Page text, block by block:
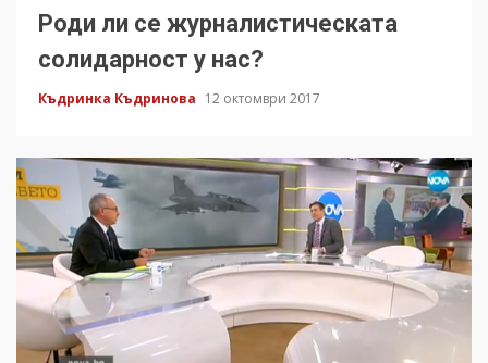
Роди ли се журналистическата
солидарност у нас?
Къдринка Къдринова 12 октомври 2017